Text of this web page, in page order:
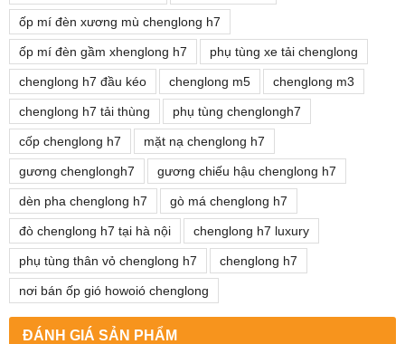
ốp mí đèn xương mù chenglong h7
ốp mí đèn gầm xhenglong h7 phụ tùng xe tải chenglong
chenglong h7 đầu kéo chenglong m5 chenglong m3
chenglong h7 tải thùng phụ tùng chenglongh7
cốp chenglong h7 mặt nạ chenglong h7
gương chenglongh7 gương chiếu hậu chenglong h7
dèn pha chenglong h7 gò má chenglong h7
đò chenglong h7 tại hà nội chenglong h7 luxury
phụ tùng thân vỏ chenglong h7 chenglong h7
nơi bán ốp gió howoió chenglong
ĐÁNH GIÁ SẢN PHẨM